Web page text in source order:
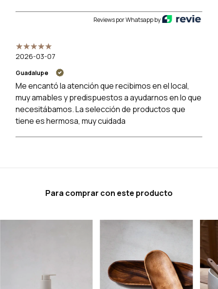
Reviews por Whatsapp by
2026-03-07
Guadalupe
Me encantó la atención que recibimos en el local,
muy amables y predispuestos a ayudarnos en lo que
necesitábamos. La selección de productos que
tiene es hermosa, muy cuidada
Para comprar con este producto